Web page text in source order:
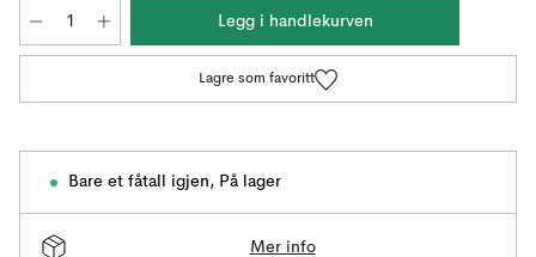
Legg i handlekurven
Lagre som favoritt
Bare et fåtall igjen, På lager
Mer info